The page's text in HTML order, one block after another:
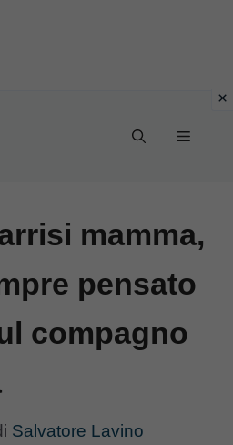
Menu
mamma,
pensato
compagno
Salvatore Lavino